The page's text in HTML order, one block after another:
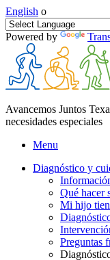
English o
Powered by
Avancemos Juntos
necesidades especiales
Menu
Diagnóstico y
Qué hacer
Mi hijo
Preguntas